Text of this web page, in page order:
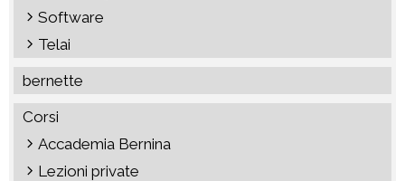
Software
Telai
bernette
Corsi
Accademia Bernina
Lezioni private